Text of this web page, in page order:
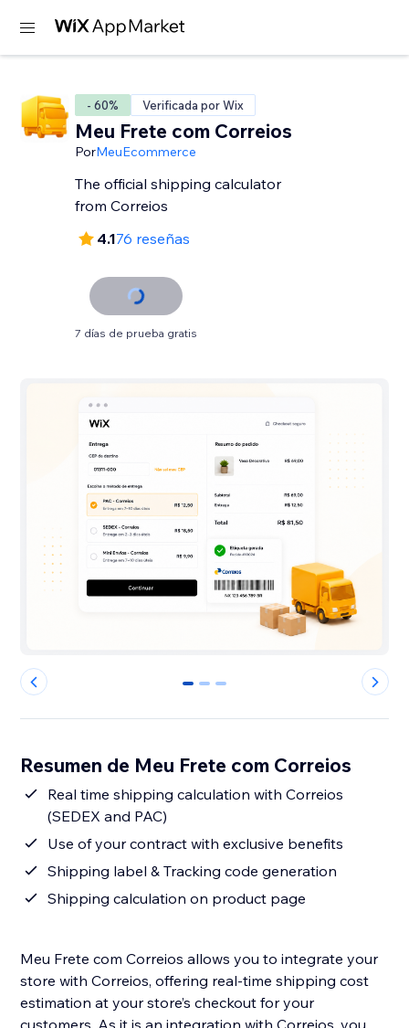
- 60% Verificada por Wix
Meu Frete com Correios
PorMeuEcommerce
The official shipping calculator
from Correios
4.176 reseñas
7 días de prueba gratis
0 1 2
Resumen de Meu Frete com Correios
Real time shipping calculation with Correios
(SEDEX and PAC)
Use of your contract with exclusive benefits
Shipping label & Tracking code generation
Shipping calculation on product page
Meu Frete com Correios allows you to integrate your
store with Correios, offering real-time shipping cost
estimation at your store’s checkout for your